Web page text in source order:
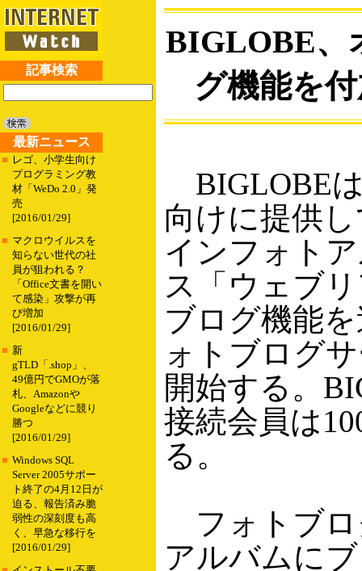
記事検索
最新ニュース
■ レゴ、小学生向け
プログラミング教
材「WeDo 2.0」発
売
[2016/01/29]
■ マクロウイルスを
知らない世代の社
員が狙われる？
「Office文書を開い
て感染」攻撃が再
び増加
[2016/01/29]
■ 新
gTLD「.shop」、
49億円でGMOが落
札、Amazonや
Googleなどに競り
勝つ
[2016/01/29]
■ Windows SQL
Server 2005サポー
ト終了の4月12日が
迫る、報告済み脆
弱性の深刻度も高
く、早急な移行を
[2016/01/29]
BIGLOBE、
グ機能を
BIGLOBE
向けに提供
インフォト
ス「ウェブ
ブログ機能
ォトブログ
開始する。
接続会員は
る。
フォトブロ
アルバムに